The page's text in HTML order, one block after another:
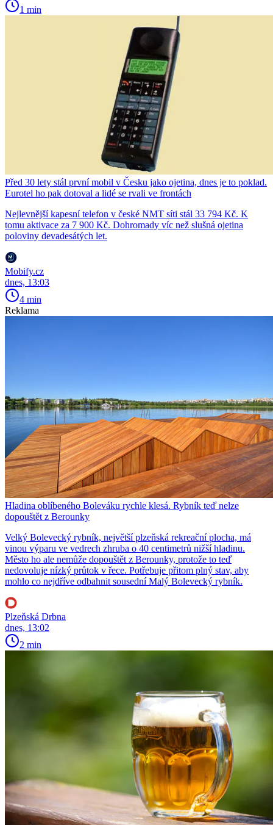
1 min
Před 30 lety stál první mobil v Česku jako ojetina, dnes je to poklad.
Eurotel ho pak dotoval a lidé se rvali ve frontách
Nejlevnější kapesní telefon v české NMT síti stál 33 794 Kč. K
tomu aktivace za 7 900 Kč. Dohromady víc než slušná ojetina
poloviny devadesátých let.
Mobify.cz
dnes, 13:03
4 min
Reklama
Hladina oblíbeného Boleváku rychle klesá. Rybník teď nelze
dopouštět z Berounky
Velký Bolevecký rybník, největší plzeňská rekreační plocha, má
vinou výparu ve vedrech zhruba o 40 centimetrů nižší hladinu.
Město ho ale nemůže dopouštět z Berounky, protože to teď
nedovoluje nízký průtok v řece. Potřebuje přitom plný stav, aby
mohlo co nejdříve odbahnit sousední Malý Bolevecký rybník.
Plzeňská Drbna
dnes, 13:02
2 min